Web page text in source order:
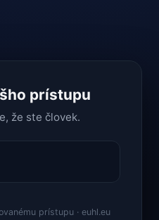
prístupu
že ste človek.
prístupu · euhl.eu